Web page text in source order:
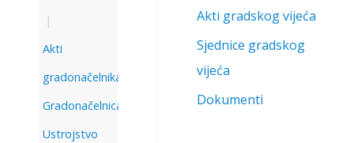
|
Akti
gradonačelnika
Gradonačelnica
Ustrojstvo
Akti gradskog vijeća
Sjednice gradskog
vijeća
Dokumenti